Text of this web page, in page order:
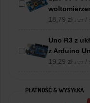
18,79 zł z VAT /
Uno R3 z
z Arduino
19,29 zł z VAT /
PŁATNOŚĆ & WYSYŁKA